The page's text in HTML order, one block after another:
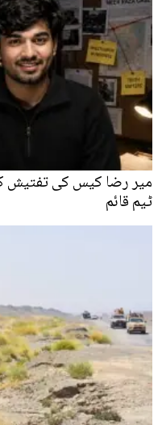
میر رضا کیس کی تفتیش
ٹیم قائم